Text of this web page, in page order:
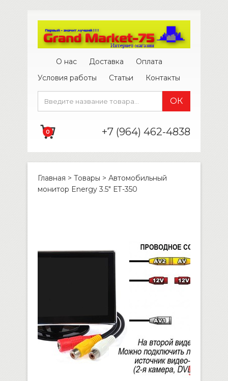
О нас Доставка
Оплата
Условия работы
Статьи Контакты
0 +7 (964) 462-4838
Главная > Товары > Автомобильный
монитор Energy 3.5″ ЕТ-350